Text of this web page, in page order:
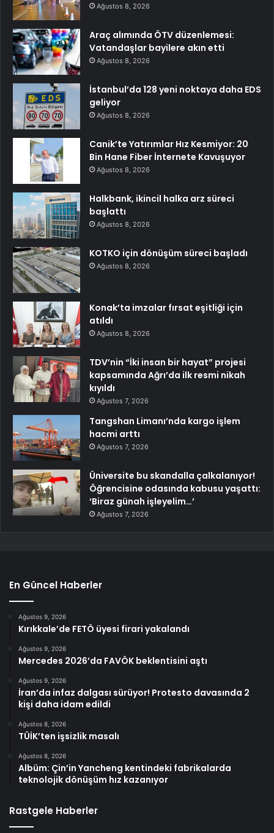
Ağustos 8, 2026
Araç alımında ÖTV düzenlemesi:
Vatandaşlar bayilere akın etti
Ağustos 8, 2026
İstanbul’da 128 yeni noktaya daha EDS
geliyor
Ağustos 8, 2026
Canik’te Yatırımlar Hız Kesmiyor: 20
Bin Hane Fiber İnternete Kavuşuyor
Ağustos 8, 2026
Halkbank, ikincil halka arz süreci
başlattı
Ağustos 8, 2026
KOTKO için dönüşüm süreci başladı
Ağustos 8, 2026
Konak’ta imzalar fırsat eşitliği için
atıldı
Ağustos 8, 2026
TDV’nin “İki insan bir hayat” projesi
kapsamında Ağrı’da ilk resmi nikah
kıyıldı
Ağustos 7, 2026
Tangshan Limanı’nda kargo işlem
hacmi arttı
Ağustos 7, 2026
Üniversite bu skandalla çalkalanıyor!
Öğrencisine odasında kabusu yaşattı:
‘Biraz günah işleyelim…’
Ağustos 7, 2026
En Güncel Haberler
Ağustos 9, 2026
Kırıkkale’de FETÖ üyesi firari yakalandı
Ağustos 9, 2026
Mercedes 2026’da FAVÖK beklentisini aştı
Ağustos 9, 2026
İran’da infaz dalgası sürüyor! Protesto davasında 2
kişi daha idam edildi
Ağustos 8, 2026
TÜİK’ten işsizlik masalı
Ağustos 8, 2026
Albüm: Çin’in Yancheng kentindeki fabrikalarda
teknolojik dönüşüm hız kazanıyor
Rastgele Haberler